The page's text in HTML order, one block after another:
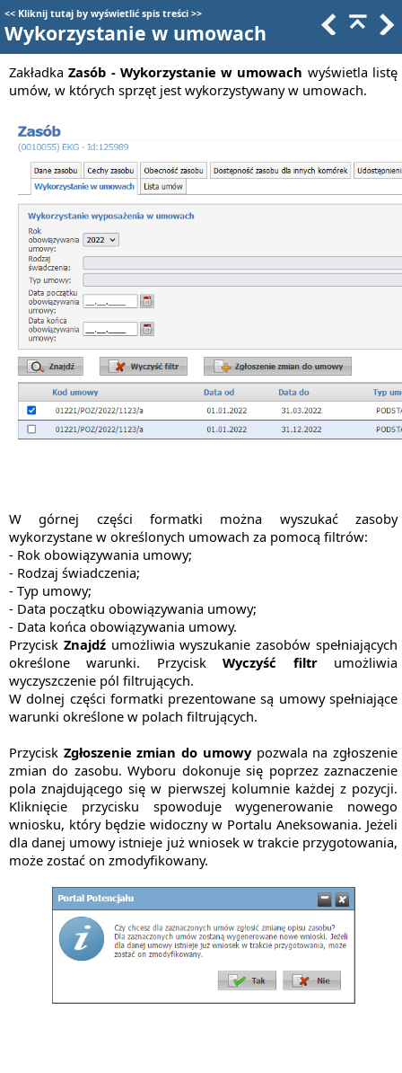
<< Kliknij tutaj by wyświetlić spis treści >>
Wykorzystanie w umowach
ZakładkaZasób - Wykorzystanie w umowach wyświetla listę
umów, w których sprzęt jest wykorzystywany w umowach.
W górnej części formatki można wyszukać zasoby
wykorzystane w określonych umowach za pomocą filtrów:
- Rok obowiązywania umowy;
- Rodzaj świadczenia;
- Typ umowy;
- Data początku obowiązywania umowy;
- Data końca obowiązywania umowy.
Przycisk Znajdźumożliwia wyszukanie zasobów spełniających
określone warunki. PrzyciskWyczyść filtrumożliwia
wyczyszczenie pól filtrujących.
W dolnej części formatki prezentowane są umowy spełniające
warunki określone w polach filtrujących.
Przycisk Zgłoszenie zmian do umowy pozwala na zgłoszenie
zmian do zasobu. Wyboru dokonuje się poprzez zaznaczenie
pola znajdującego się w pierwszej kolumnie każdej z pozycji.
Kliknięcie przycisku spowoduje wygenerowanie nowego
wniosku, który będzie widoczny w Portalu Aneksowania. Jeżeli
dla danej umowy istnieje już wniosek w trakcie przygotowania,
może zostać on zmodyfikowany.